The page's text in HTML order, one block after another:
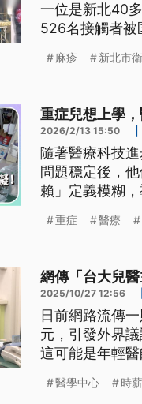
一位是新北40
526名接觸者被
感染風險。
麻疹 新北市
重症兒想上學
2026/2/13 15:50
隨著醫療科技
問題穩定後，
賴」定義模糊
法，整合醫療
重症 醫療
網傳「台大兒
2025/10/27 12:56
日前網路流傳
元，引發外界
這可能是年輕
醫學中心 時薪